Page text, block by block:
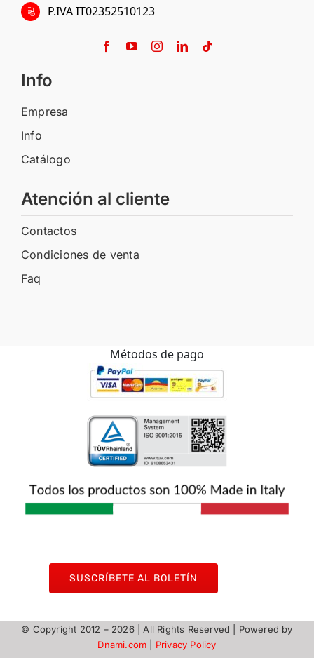
P.IVA IT02352510123
Info
Empresa
Info
Catálogo
Atención al cliente
Contactos
Condiciones de venta
Faq
Métodos de pago
SUSCRÍBETE AL BOLETÍN
© Copyright 2012 – 2026 | All Rights Reserved | Powered by
Dnami.com
Privacy Policy